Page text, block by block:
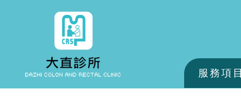
服務項目